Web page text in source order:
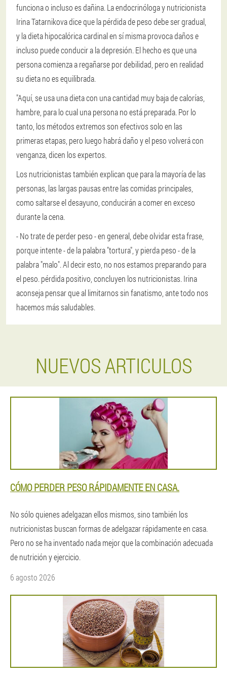
funciona o incluso es dañina. La endocrinóloga y nutricionista
Irina Tatarnikova dice que la pérdida de peso debe ser gradual,
y la dieta hipocalórica cardinal en sí misma provoca daños e
incluso puede conducir a la depresión. El hecho es que una
persona comienza a regañarse por debilidad, pero en realidad
su dieta no es equilibrada.
"Aquí, se usa una dieta con una cantidad muy baja de calorías,
hambre, para lo cual una persona no está preparada. Por lo
tanto, los métodos extremos son efectivos solo en las
primeras etapas, pero luego habrá daño y el peso volverá con
venganza, dicen los expertos.
Los nutricionistas también explican que para la mayoría de las
personas, las largas pausas entre las comidas principales,
como saltarse el desayuno, conducirán a comer en exceso
durante la cena.
- No trate de perder peso - en general, debe olvidar esta frase,
porque intente - de la palabra "tortura", y pierda peso - de la
palabra "malo". Al decir esto, no nos estamos preparando para
el peso. pérdida positivo, concluyen los nutricionistas. Irina
aconseja pensar que al limitarnos sin fanatismo, ante todo nos
hacemos más saludables.
NUEVOS ARTICULOS
CÓMO PERDER PESO RÁPIDAMENTE EN CASA.
No sólo quienes adelgazan ellos mismos, sino también los
nutricionistas buscan formas de adelgazar rápidamente en casa.
Pero no se ha inventado nada mejor que la combinación adecuada
de nutrición y ejercicio.
6 agosto 2026